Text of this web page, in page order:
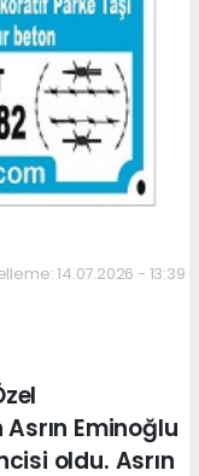
14.07.2026 - 13:39
Eminoğlu
oldu. Asrın